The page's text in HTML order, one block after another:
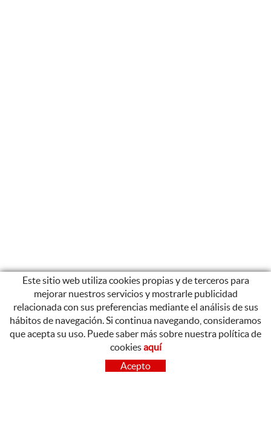
CONTACTO
Este sitio web utiliza cookies propias y de terceros para
mejorar nuestros servicios y mostrarle publicidad
relacionada con sus preferencias mediante el análisis de sus
hábitos de navegación. Si continua navegando, consideramos
que acepta su uso. Puede saber más sobre nuestra política de
cookiesaquí
Acepto